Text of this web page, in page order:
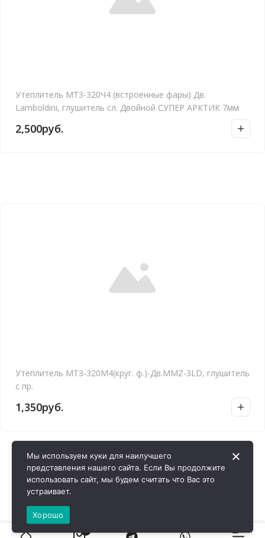
Утеплитель МТЗ-320Ч4 (встроенные фары) Дв.
Lamboldini, глушитель сл. Двойной СУПЕР АРКТИК 7мм
2,500руб.
Утеплитель МТЗ-320М4(круг. ф.)-Дв.MMZ-3LD, глушитель
с пр.
1,350руб.
Мы используем куки для наилучшего
представления нашего сайта. Если Вы продолжите
использовать сайт, мы будем считать что Вас это
устраивает.
Хорошо